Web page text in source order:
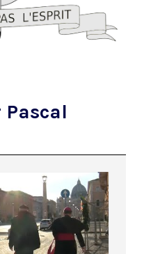
Pascal